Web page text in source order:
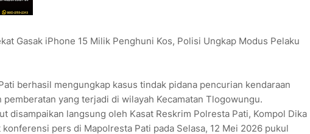
Gasak iPhone 15 Milik Penghuni Kos, Polisi Ungkap Modus Pelaku
berhasil mengungkap kasus tindak pidana pencurian kendaraan
yang terjadi di wilayah Kecamatan Tlogowungu.
disampaikan langsung oleh Kasat Reskrim Polresta Pati, Kompol Dika
konferensi pers di Mapolresta Pati pada Selasa, 12 Mei 2026 pukul